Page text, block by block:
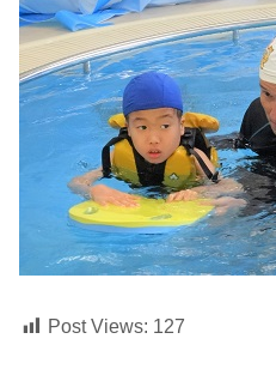
Post Views: 127